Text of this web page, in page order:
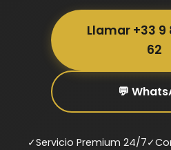
Llamar +33 9
62
💬
✓Servicio Premium 24/7✓